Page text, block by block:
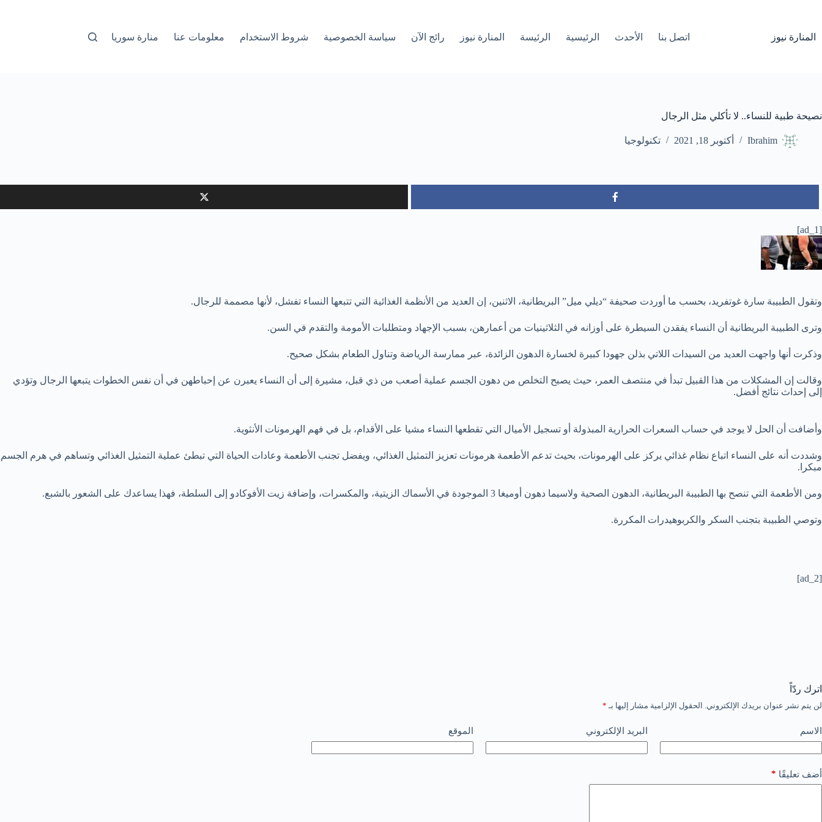
المنارة نيوز اتصل بنا الأحدث الرئيسية الرئیسة المنارة نيوز رائج الآن سياسة الخصوصية شروط الاستخدام معلومات عنا منارة سوريا
نصيحة طبية للنساء.. لا تأكلي مثل الرجال
Ibrahim أكتوبر 18, 2021 تكنولوجيا
[ad_1]
وتقول الطبيبة سارة غوتفريد، بحسب ما أوردت صحيفة “ديلي ميل” البريطانية، الاثنين، إن العديد من الأنظمة الغذائية التي تتبعها النساء تفشل، لأنها مصممة للرجال.
وترى الطبيبة البريطانية أن النساء يفقدن السيطرة على أوزانه في الثلاثينيات من أعمارهن، بسبب الإجهاد ومتطلبات الأمومة والتقدم في السن.
وذكرت أنها واجهت العديد من السيدات اللاتي بذلن جهودا كبيرة لخسارة الدهون الزائدة، عبر ممارسة الرياضة وتناول الطعام بشكل صحيح.
وقالت إن المشكلات من هذا القبيل تبدأ في منتصف العمر، حيث يصبح التخلص من دهون الجسم عملية أصعب من ذي قبل، مشيرة إلى أن النساء يعبرن عن إحباطهن في أن نفس الخطوات يتبعها الرجال وتؤدي
إلى إحداث نتائج أفضل.
وأضافت أن الحل لا يوجد في حساب السعرات الحرارية المبذولة أو تسجيل الأميال التي تقطعها النساء مشيا على الأقدام، بل في فهم الهرمونات الأنثوية.
وشددت أنه على النساء اتباع نظام غذائي يركز على الهرمونات، بحيث تدعم الأطعمة هرمونات تعزيز التمثيل الغذائي، ويفضل تجنب الأطعمة وعادات الحياة التي تبطئ عملية التمثيل الغذائي وتساهم في هرم الجسم
مبكرا.
ومن الأطعمة التي تنصح بها الطبيبة البريطانية، الدهون الصحية ولاسيما دهون أوميغا 3 الموجودة في الأسماك الزيتية، والمكسرات، وإضافة زيت الأفوكادو إلى السلطة، فهذا يساعدك على الشعور بالشبع.
وتوصي الطبيبة بتجنب السكر والكربوهيدرات المكررة.
[ad_2]
اترك ردّاً
لن يتم نشر عنوان بريدك الإلكتروني. الحقول الإلزامية مشار إليها بـ *
الاسم البريد الإلكتروني الموقع
أضف تعليقًا *